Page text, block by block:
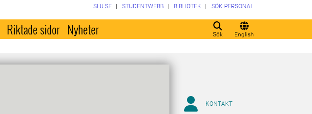
Sök English
SLU.SE STUDENTWEBB BIBLIOTEK SÖK PERSONAL
Riktade sidor Nyheter
KONTAKT